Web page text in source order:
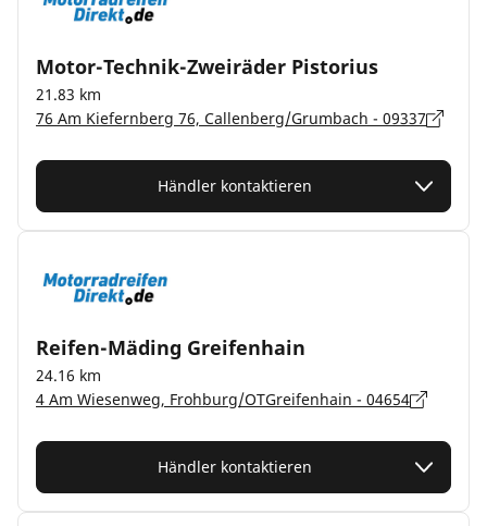
Motor-Technik-Zweiräder Pistorius
21.83 km
76 Am Kiefernberg 76, Callenberg/Grumbach - 09337
Händler kontaktieren
Reifen-Mäding Greifenhain
24.16 km
4 Am Wiesenweg, Frohburg/OTGreifenhain - 04654
Händler kontaktieren